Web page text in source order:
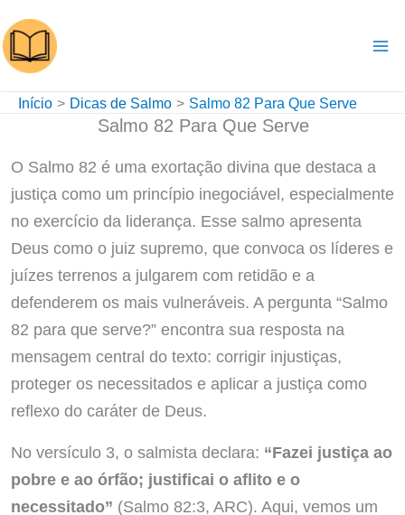
para
o
conteúdo
Início Dicas de Salmo Salmo 82 Para Que Serve
Salmo 82 Para Que Serve
O Salmo 82 é uma exortação divina que destaca a
justiça como um princípio inegociável, especialmente
no exercício da liderança. Esse salmo apresenta
Deus como o juiz supremo, que convoca os líderes e
juízes terrenos a julgarem com retidão e a
defenderem os mais vulneráveis. A pergunta “Salmo
82 para que serve?” encontra sua resposta na
mensagem central do texto: corrigir injustiças,
proteger os necessitados e aplicar a justiça como
reflexo do caráter de Deus.
No versículo 3, o salmista declara: “Fazei justiça ao
pobre e ao órfão; justificai o aflito e o
necessitado” (Salmo 82:3, ARC). Aqui, vemos um